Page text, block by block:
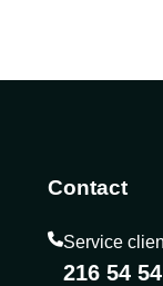
Contact
Service
216 54